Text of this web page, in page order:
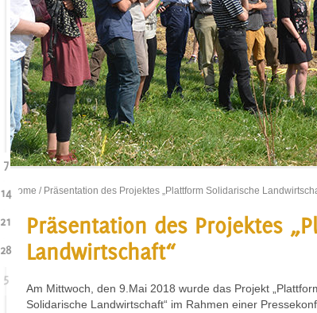
7
14
21
28
5
Home / Präsentation des Projektes „Plattform Solidarische
Präsentation des Projektes
Landwirtschaft“
Am Mittwoch, den 9.Mai 2018 wurde das Projekt
Solidarische Landwirtschaft“ im Rahmen einer